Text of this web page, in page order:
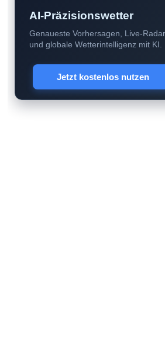
AI-Präzisionswetter
Genaueste Vorhersagen, Live-Radar
und globale Wetterintelligenz mit KI.
Jetzt kostenlos nutzen